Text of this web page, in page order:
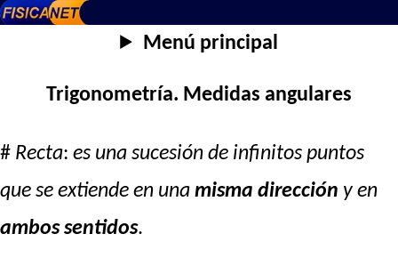
Menú principal
Trigonometría. Medidas angulares
# Recta: es una sucesión de infinitos puntos
que se extiende en una misma dirección y en
ambos sentidos.